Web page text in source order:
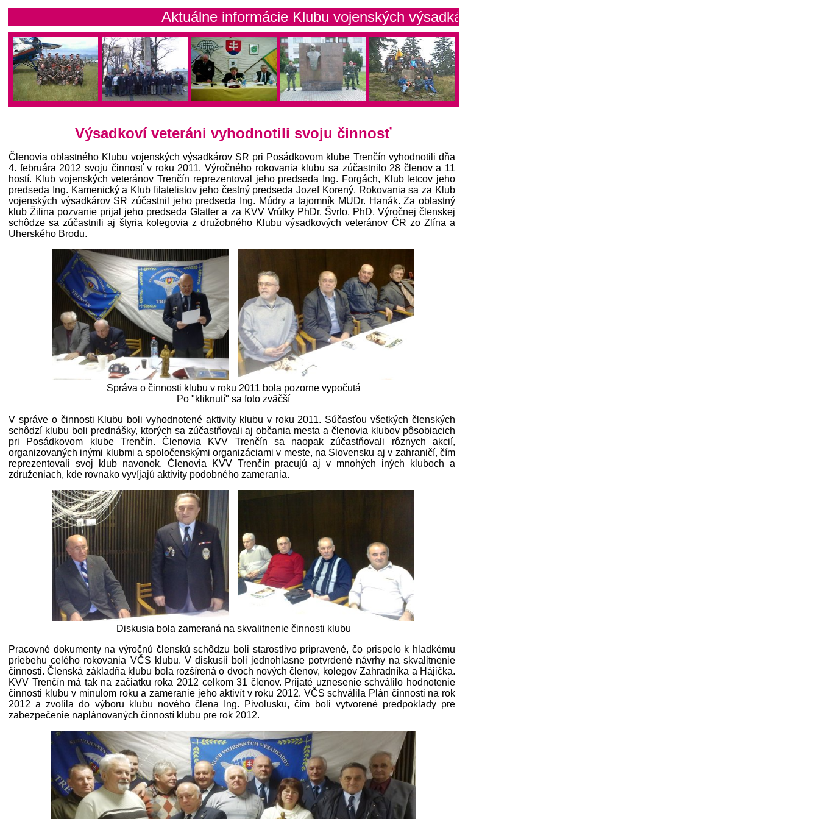
Aktuálne informácie Klubu vojenských výsadkárov Trenčín
Výsadkoví veteráni vyhodnotili svoju činnosť
Členovia oblastného Klubu vojenských výsadkárov SR pri Posádkovom klube Trenčín vyhodnotili dňa
4. februára 2012 svoju činnosť v roku 2011. Výročného rokovania klubu sa zúčastnilo 28 členov a 11
hostí. Klub vojenských veteránov Trenčín reprezentoval jeho predseda Ing. Forgách, Klub letcov jeho
predseda Ing. Kamenický a Klub filatelistov jeho čestný predseda Jozef Korený. Rokovania sa za Klub
vojenských výsadkárov SR zúčastnil jeho predseda Ing. Múdry a tajomník MUDr. Hanák. Za oblastný
klub Žilina pozvanie prijal jeho predseda Glatter a za KVV Vrútky PhDr. Švrlo, PhD. Výročnej členskej
schôdze sa zúčastnili aj štyria kolegovia z družobného Klubu výsadkových veteránov ČR zo Zlína a
Uherského Brodu.
Správa o činnosti klubu v roku 2011 bola pozorne vypočutá
Po "kliknutí" sa foto zväčší
V správe o činnosti Klubu boli vyhodnotené aktivity klubu v roku 2011. Súčasťou všetkých členských
schôdzí klubu boli prednášky, ktorých sa zúčastňovali aj občania mesta a členovia klubov pôsobiacich
pri Posádkovom klube Trenčín. Členovia KVV Trenčín sa naopak zúčastňovali rôznych akcií,
organizovaných inými klubmi a spoločenskými organizáciami v meste, na Slovensku aj v zahraničí, čím
reprezentovali svoj klub navonok. Členovia KVV Trenčín pracujú aj v mnohých iných kluboch a
združeniach, kde rovnako vyvíjajú aktivity podobného zamerania.
Diskusia bola zameraná na skvalitnenie činnosti klubu
Pracovné dokumenty na výročnú členskú schôdzu boli starostlivo pripravené, čo prispelo k hladkému
priebehu celého rokovania VČS klubu. V diskusii boli jednohlasne potvrdené návrhy na skvalitnenie
činnosti. Členská základňa klubu bola rozšírená o dvoch nových členov, kolegov Zahradníka a Hájička.
KVV Trenčín má tak na začiatku roka 2012 celkom 31 členov. Prijaté uznesenie schválilo hodnotenie
činnosti klubu v minulom roku a zameranie jeho aktivít v roku 2012. VČS schválila Plán činnosti na rok
2012 a zvolila do výboru klubu nového člena Ing. Pivolusku, čím boli vytvorené predpoklady pre
zabezpečenie naplánovaných činností klubu pre rok 2012.